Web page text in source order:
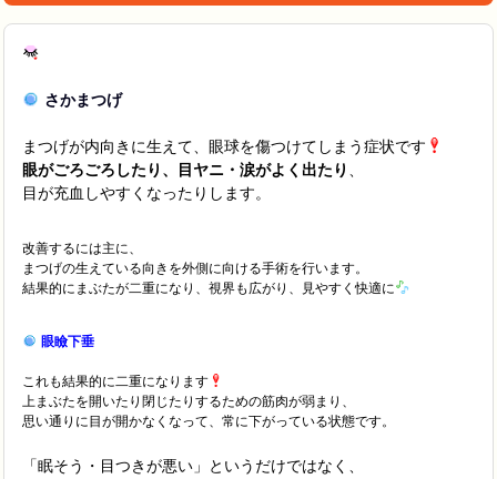
さかまつげ
まつげが内向きに生えて、眼球を傷つけてしまう症状です
眼がごろごろしたり、目ヤニ・涙がよく出たり
目が充血しやすくなったりします。
改善するには主に、
まつげの生えている向きを外側に向ける手術を行います。
結果的にまぶたが二重になり、視界も広がり、見やすく快適に
眼瞼下垂
これも結果的に二重になります
上まぶたを開いたり閉じたりするための筋肉が弱まり、
思い通りに目が開かなくなって、常に下がっている状態です。
「眠そう・目つきが悪い」というだけではなく、